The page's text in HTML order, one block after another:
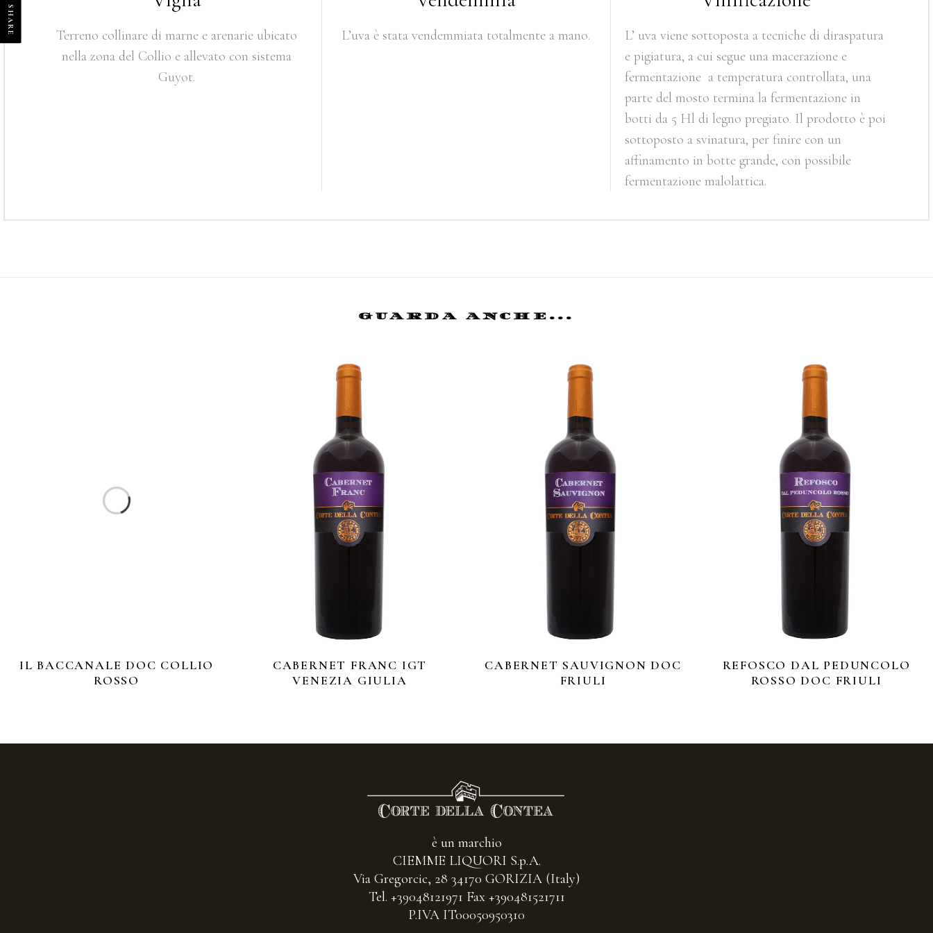
Terreno collinare di marne e arenarie ubicato
nella zona del Collio e allevato con sistema
Guyot.
L’uva è stata vendemmiata totalmente a mano.
L’ uva viene sottoposta a tecniche di diraspatura
e pigiatura, a cui segue una macerazione e
fermentazione a temperatura controllata, una
parte del mosto termina la fermentazione in
botti da 5 Hl di legno pregiato. Il prodotto è poi
sottoposto a svinatura, per finire con un
affinamento in botte grande, con possibile
fermentazione malolattica.
GUARDA ANCHE...
IL BACCANALE DOC COLLIO
ROSSO
CABERNET FRANC IGT
VENEZIA GIULIA
CABERNET SAUVIGNON DOC
FRIULI
REFOSCO DAL PEDUNCOLO
ROSSO DOC FRIULI
SHARE
è un marchio
CIEMME LIQUORI S.p.A.
Via Gregorcic, 28 34170 GORIZIA (Italy)
Tel. +39048121971 Fax +390481521711
P.IVA IT00050950310